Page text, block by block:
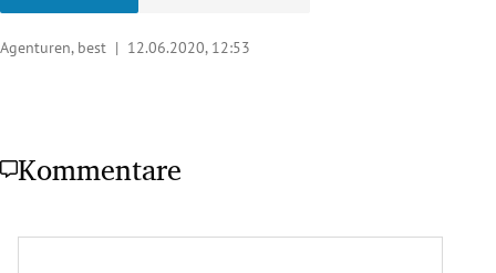
Agenturen, best | 12.06.2020, 12:53
Kommentare